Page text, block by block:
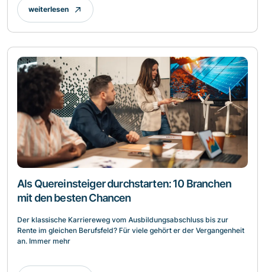
weiterlesen
Als Quereinsteiger durchstarten: 10 Branchen
mit den besten Chancen
Der klassische Karriereweg vom Ausbildungsabschluss bis zur
Rente im gleichen Berufsfeld? Für viele gehört er der Vergangenheit
an. Immer mehr